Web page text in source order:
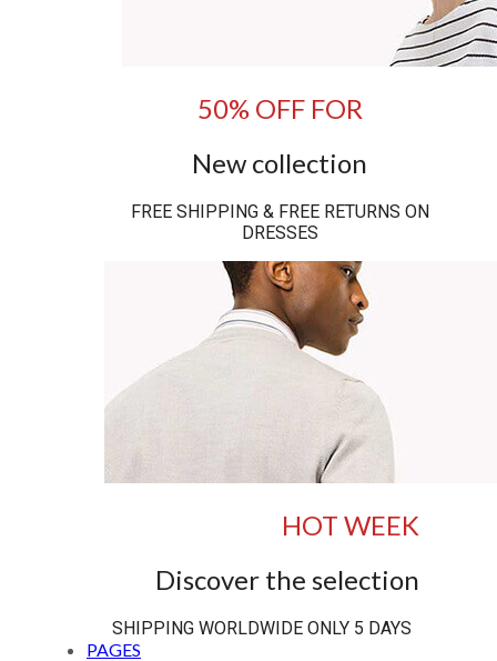
50% OFF FOR
New collection
FREE SHIPPING & FREE RETURNS ON
DRESSES
HOT WEEK
Discover the selection
SHIPPING WORLDWIDE ONLY 5 DAYS
PAGES